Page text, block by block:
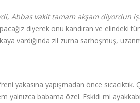
Abbas vakit tamam akşam diyordun
diyerek onu kandıran ve elindeki
vardığında zil zurna sarhoşmuş,
yakasına yapışmadan önce
yalnızca babama özel. Eskidi mi